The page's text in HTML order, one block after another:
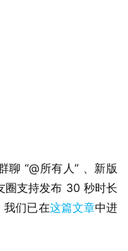
“@所有人” 、新版
圈支持发布 30 秒时长
我们已在这篇文章中进